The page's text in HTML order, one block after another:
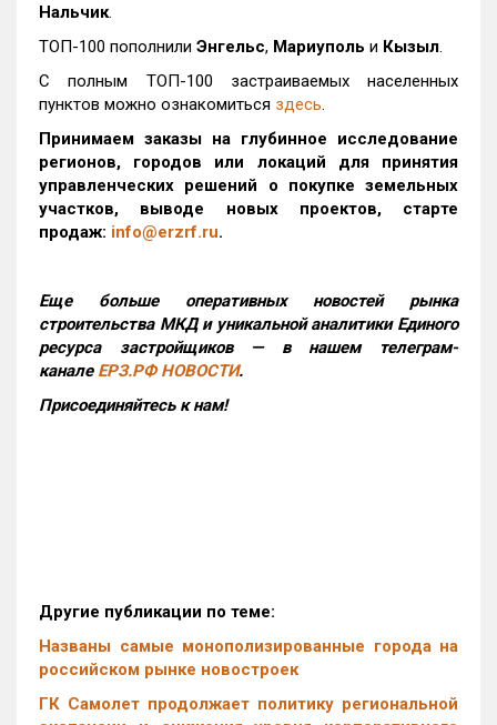
Нальчик.
ТОП-100 пополнили Энгельс, Мариуполь и Кызыл.
С полным ТОП-100 застраиваемых населенных
пунктов можно ознакомиться здесь.
Принимаем заказы на глубинное исследование
регионов, городов или локаций для принятия
управленческих решений о покупке земельных
участков, выводе новых проектов, старте
продаж: info@erzrf.ru.
Еще больше оперативных новостей рынка
строительства МКД и уникальной аналитики Единого
ресурса застройщиков — в нашем телеграм-
канале ЕРЗ.РФ НОВОСТИ.
Присоединяйтесь к нам!
Другие публикации по теме:
Названы самые монополизированные города на
российском рынке новостроек
ГК Самолет продолжает политику региональной